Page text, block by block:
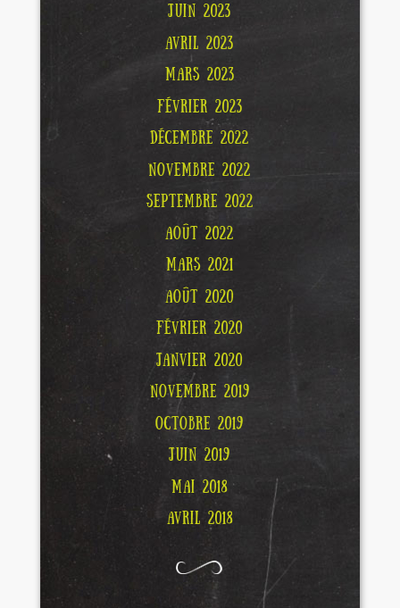
JUIN 2023
AVRIL 2023
MARS 2023
FÉVRIER 2023
DÉCEMBRE 2022
NOVEMBRE 2022
SEPTEMBRE 2022
AOÛT 2022
MARS 2021
AOÛT 2020
FÉVRIER 2020
JANVIER 2020
NOVEMBRE 2019
OCTOBRE 2019
JUIN 2019
MAI 2018
AVRIL 2018